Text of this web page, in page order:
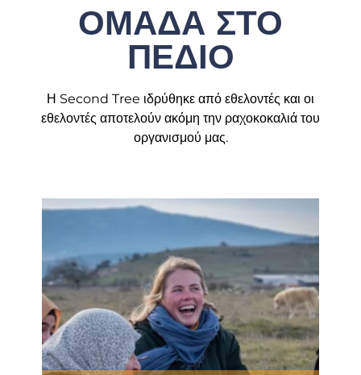
ΟΜΑΔΑ ΣΤΟ
ΠΕΔΙΟ
Η Second Tree ιδρύθηκε από εθελοντές και οι
εθελοντές αποτελούν ακόμη την ραχοκοκαλιά του
οργανισμού μας.